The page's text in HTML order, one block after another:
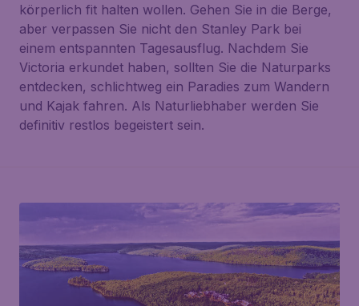
körperlich fit halten wollen. Gehen Sie in die Berge,
aber verpassen Sie nicht den Stanley Park bei
einem entspannten Tagesausflug. Nachdem Sie
Victoria erkundet haben, sollten Sie die Naturparks
entdecken, schlichtweg ein Paradies zum Wandern
und Kajak fahren. Als Naturliebhaber werden Sie
definitiv restlos begeistert sein.